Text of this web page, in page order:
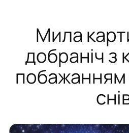
Мила
добраніч з
побажанням